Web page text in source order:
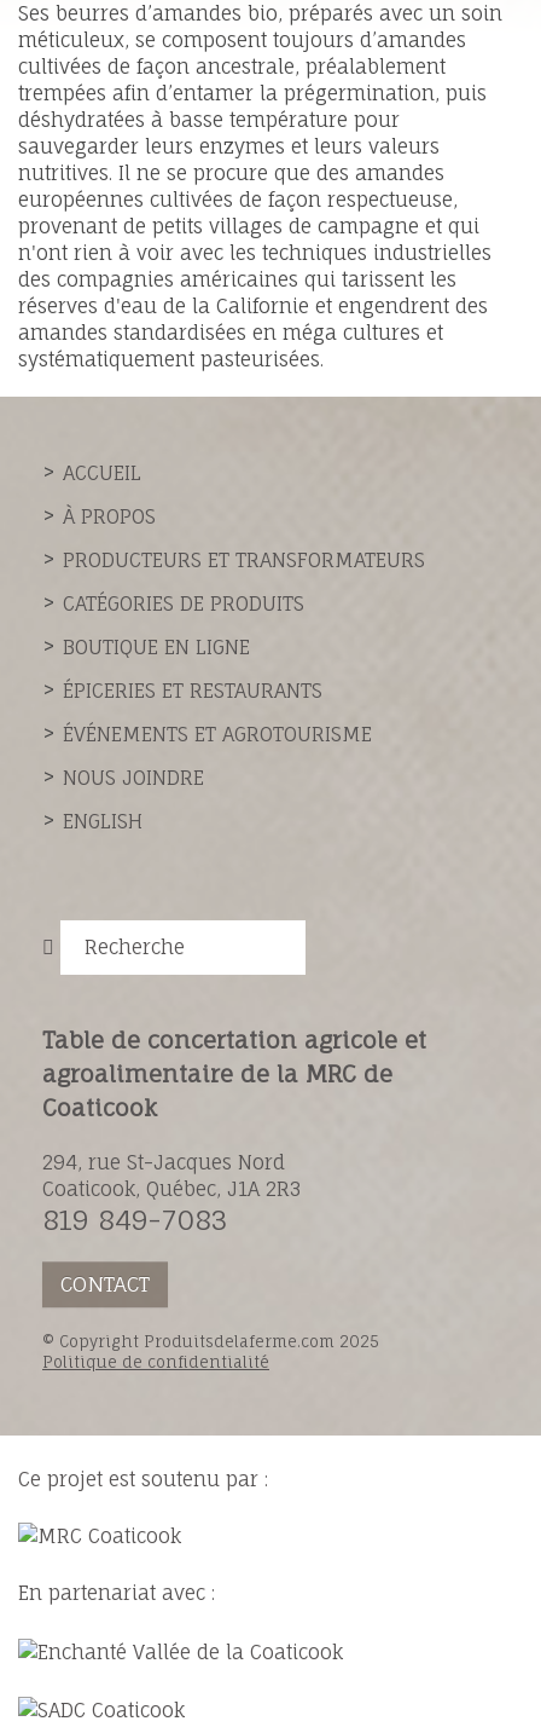
Ses beurres d’amandes bio, préparés avec un soin
méticuleux, se composent toujours d’amandes
cultivées de façon ancestrale, préalablement
trempées afin d’entamer la prégermination, puis
déshydratées à basse température pour
sauvegarder leurs enzymes et leurs valeurs
nutritives. Il ne se procure que des amandes
européennes cultivées de façon respectueuse,
provenant de petits villages de campagne et qui
n'ont rien à voir avec les techniques industrielles
des compagnies américaines qui tarissent les
réserves d'eau de la Californie et engendrent des
amandes standardisées en méga cultures et
systématiquement pasteurisées.
ACCUEIL
À PROPOS
PRODUCTEURS ET TRANSFORMATEURS
CATÉGORIES DE PRODUITS
BOUTIQUE EN LIGNE
ÉPICERIES ET RESTAURANTS
ÉVÉNEMENTS ET AGROTOURISME
NOUS JOINDRE
ENGLISH
Recherche
Table de concertation agricole et
agroalimentaire de la MRC de
Coaticook
294, rue St-Jacques Nord
Coaticook, Québec, J1A 2R3
819 849-7083
CONTACT
© Copyright Produitsdelaferme.com 2025
Politique de confidentialité
Ce projet est soutenu par :
En partenariat avec :